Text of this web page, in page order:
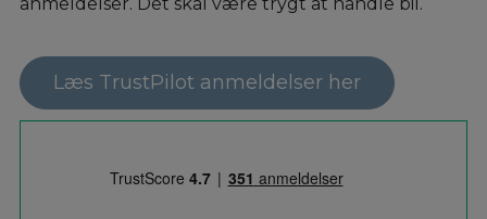
anmeldelser. Det skal være trygt at handle bil.
Læs TrustPilot anmeldelser her